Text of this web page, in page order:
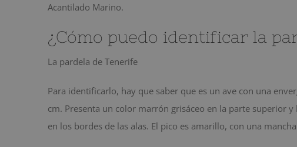
Acantilado Marino.
¿Cómo puedo identificar la
La pardela de Tenerife
Para identificarlo, hay que saber que es un ave con una
cm. Presenta un color marrón grisáceo en la parte superior
en los bordes de las alas. El pico es amarillo, con una